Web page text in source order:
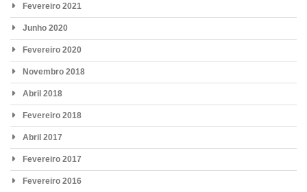
Fevereiro 2021
Junho 2020
Fevereiro 2020
Novembro 2018
Abril 2018
Fevereiro 2018
Abril 2017
Fevereiro 2017
Fevereiro 2016